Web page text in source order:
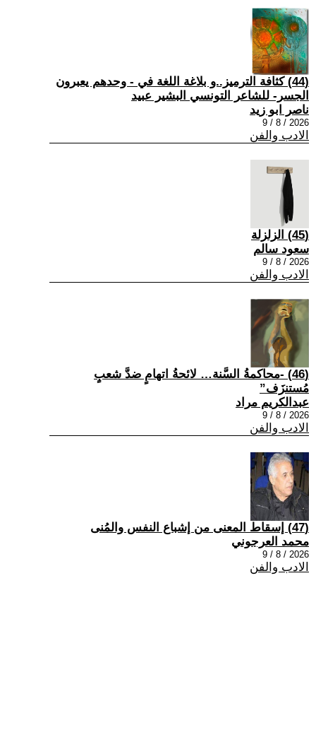
(44) كثافة الترميز..و بلاغة اللغة في - وحدهم يعبرون
الجسر- للشاعر التونسي البشير عبيد
ناصر ابو زيد
2026 / 8 / 9
الادب والفن
(45) الزلزلة
سعود سالم
2026 / 8 / 9
الادب والفن
(46) -محاكمةُ السَّنة… لائحةُ اتهامٍ ضدَّ شعبٍ
مُستنزَف”
عبدالكريم مراد
2026 / 8 / 9
الادب والفن
(47) إسقاط المعنى من إشباع النفس والمُنى
محمد العرجوني
2026 / 8 / 9
الادب والفن